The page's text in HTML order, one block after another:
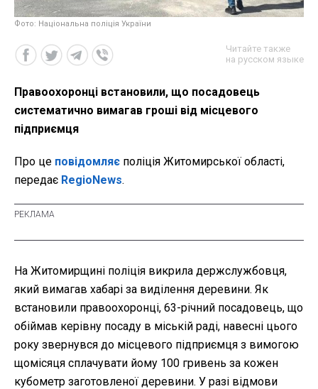
Фото: Національна поліція України
Читайте также
на русском языке
Правоохоронці встановили, що посадовець
систематично вимагав гроші від місцевого
підприємця
Про це повідомляє поліція Житомирської області,
передає RegioNews.
На Житомирщині поліція викрила держслужбовця,
який вимагав хабарі за виділення деревини. Як
встановили правоохоронці, 63-річний посадовець, що
обіймав керівну посаду в міській раді, навесні цього
року звернувся до місцевого підприємця з вимогою
щомісяця сплачувати йому 100 гривень за кожен
кубометр заготовленої деревини. У разі відмови